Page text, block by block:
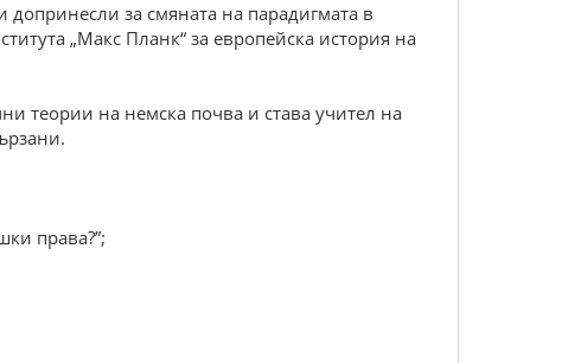
за смяната на парадигмата в
„Макс Планк“ за европейска история на
теории на немска почва и става учител на
права?”;